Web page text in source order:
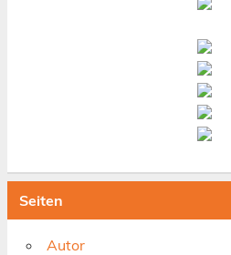
Seiten
Autor